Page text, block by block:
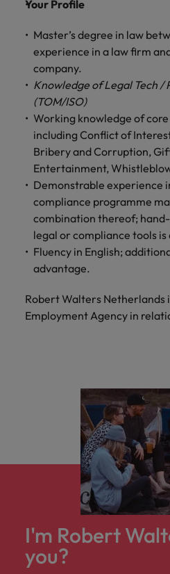
Your Profile
Master’s degree in law
experience in a law firm
company.
Knowledge of Legal Tech /
(TOM/ISO)
Working knowledge of
including Conflict of
Bribery and Corruption,
Entertainment,
Demonstrable experience
compliance programme
combination thereof;
legal or compliance tools is
Fluency in English;
advantage.
Robert Walters Netherlands
Employment Agency in
I'm Robert
you?